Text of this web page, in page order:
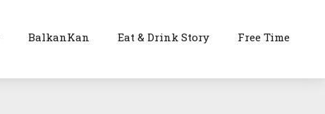
BalkanKan Eat & Drink Story Free Time